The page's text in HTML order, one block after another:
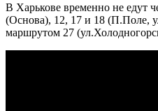
В Харькове временно не едут
(Основа), 12, 17 и 18 (П.Поле,
маршрутом 27